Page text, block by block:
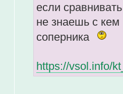
если
не знаешь с
соперника
https://vsol.info/